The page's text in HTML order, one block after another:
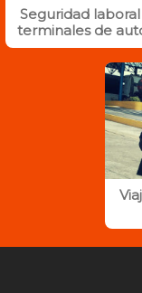
Seguridad
terminales de